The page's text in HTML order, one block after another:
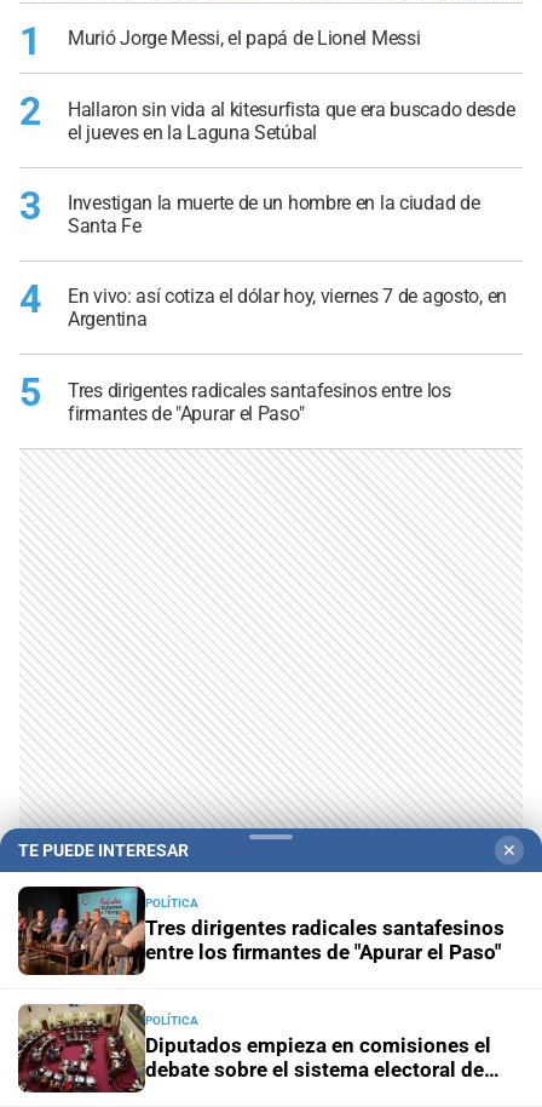
1 Murió Jorge Messi, el papá de Lionel Messi
2
Hallaron sin vida al kitesurfista que era buscado desde
el jueves en la Laguna Setúbal
3
Investigan la muerte de un hombre en la ciudad de
Santa Fe
4
En vivo: así cotiza el dólar hoy, viernes 7 de agosto, en
Argentina
5
Tres dirigentes radicales santafesinos entre los
firmantes de "Apurar el Paso"
TE PUEDE INTERESAR ✕
POLÍTICA
Tres dirigentes radicales santafesinos
entre los firmantes de "Apurar el Paso"
POLÍTICA
Diputados empieza en comisiones el
debate sobre el sistema electoral de